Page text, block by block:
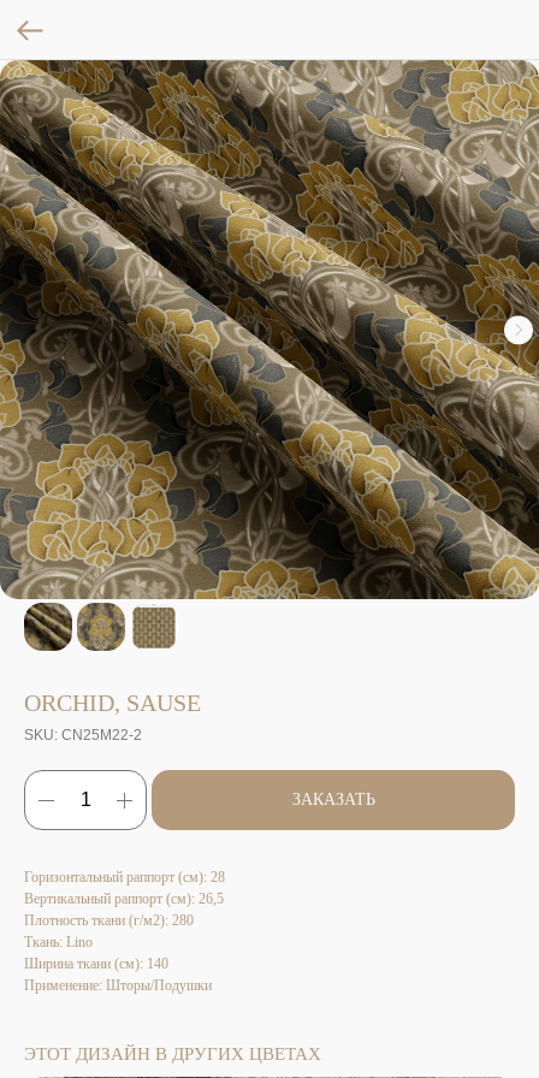
ORCHID, SAUSE
SKU: CN25M22-2
ЗАКАЗАТЬ
Горизонтальный раппорт (см): 28
Вертикальный раппорт (см): 26,5
Плотность ткани (г/м2): 280
Ткань: Lino
Ширина ткани (см): 140
Применение: Шторы/Подушки
ЭТОТ ДИЗАЙН В ДРУГИХ ЦВЕТАХ